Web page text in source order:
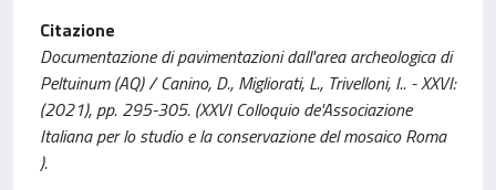
Citazione
Documentazione di pavimentazioni dall'area archeologica di
Peltuinum (AQ) / Canino, D., Migliorati, L., Trivelloni, I.. - XXVI:
(2021), pp. 295-305. (XXVI Colloquio de'Associazione
Italiana per lo studio e la conservazione del mosaico Roma
).